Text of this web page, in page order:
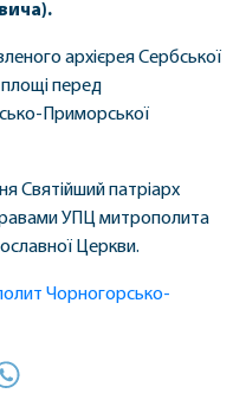
архієрея Сербської
перед
Приморської
Святійший патріарх
УПЦ митрополита
Церкви.
Чорногорсько-